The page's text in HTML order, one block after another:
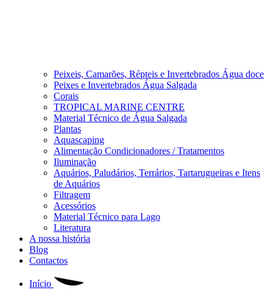
Peixeis, Camarões, Répteis e Invertebrados Água doce
Peixes e Invertebrados Água Salgada
Corais
TROPICAL MARINE CENTRE
Material Técnico de Água Salgada
Plantas
Aquascaping
Alimentação Condicionadores / Tratamentos
Iluminação
Aquários, Paludários, Terrários, Tartarugueiras e Itens
de Aquários
Filtragem
Acessórios
Material Técnico para Lago
Literatura
A nossa história
Blog
Contactos
Início